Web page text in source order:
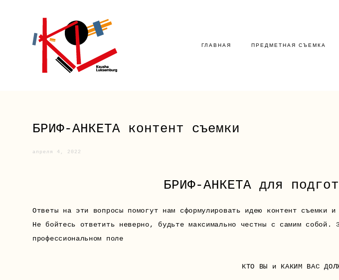
ГЛАВНАЯ ПРЕДМЕТНАЯ СЪЕМКА
БРИФ-АНКЕТА контент съемки
апреля 4, 2022
БРИФ-АНКЕТА для
Ответы на эти вопросы помогут нам сформулировать идею контент съемки
Не бойтесь ответить неверно, будьте максимально честны с самим
профессиональном поле
КТО ВЫ и КАКИМ ВАС